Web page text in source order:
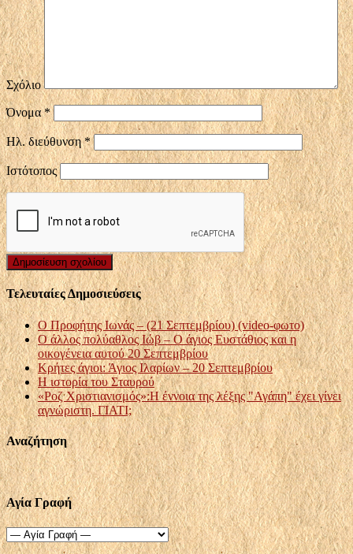
Σχόλιο
Όνομα*
Ηλ. διεύθυνση*
Ιστότοπος
Τελευταίες Δημοσιεύσεις
Ο Προφήτης Ιωνάς – (21 Σεπτεμβρίου) (video-φωτο)
Ο άλλος πολύαθλος Ιώβ – Ο άγιος Ευστάθιος και η
οικογένεια αυτού 20 Σεπτεμβρίου
Κρήτες άγιοι: Άγιος Ιλαρίων – 20 Σεπτεμβρίου
Η ιστορία του Σταυρού
«Ροζ Χριστιανισμός»:Η έννοια της λέξης "Αγάπη" έχει γίνει
αγνώριστη. ΓΙΑΤΙ;
Αναζήτηση
Αγία Γραφή